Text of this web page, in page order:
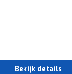
Bekijk details